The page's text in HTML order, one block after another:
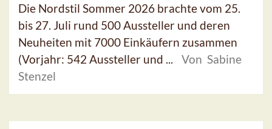
Die Nordstil Sommer 2026 brachte vom 25.
bis 27. Juli rund 500 Aussteller und deren
Neuheiten mit 7000 Einkäufern zusammen
(Vorjahr: 542 Aussteller und ...
Von Sabine
Stenzel